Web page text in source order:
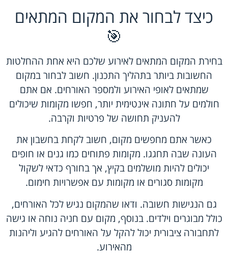
כיצד לבחור את המקום המתאים
🎯
בחירת המקום המתאים לאירוע שלכם היא אחת ההחלטות
החשובות ביותר בתהליך התכנון. חשוב לבחור במקום
שמתאים לאופי האירוע ולמספר האורחים. אם אתם
חולמים על חתונה אינטימית יותר, חפשו מקומות שיכולים
להעניק תחושה של פרטיות וקרבה.
כאשר אתם מחפשים מקום, חשוב לקחת בחשבון את
העונה שבה תחגגו. מקומות פתוחים כמו גנים או חופים
יכולים להיות מושלמים בקיץ, אך בחורף כדאי לשקול
מקומות סגורים או מקומות עם אפשרויות חימום.
גם הנגישות חשובה. ודאו שהמקום נגיש לכל האורחים,
כולל מבוגרים וילדים. בנוסף, מקום עם חניה נוחה או גישה
לתחבורה ציבורית יכול להקל על האורחים להגיע וליהנות
מהאירוע.